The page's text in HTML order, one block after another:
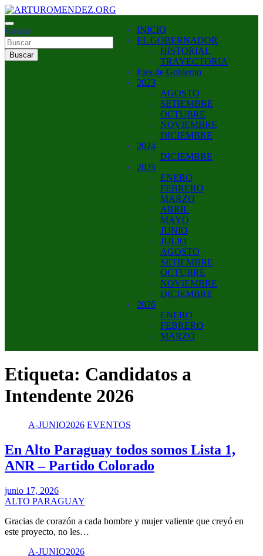
Saltar
al
contenido
ARTUROMENDEZ.ORG
ARTURO MENDEZ GOBERNADOR 2023
Buscar
Buscar
INICIO
EL GOBERNADOR
HISTORIAL
TRAYECTORIA
Ejes de Gobierno
2023
AGOSTO
SETIEMBRE
OCTUBRE
NOVIEMBRE
DICIEMBRE
2024
DICIEMBRE
2025
ENERO
FEBRERO
MARZO
ABRIL
MAYO
JUNIO
JULIO
AGOSTO
SETIEMBRE
OCTUBRE
NOVIEMBRE
DICIEMBRE
2026
ENERO
FEBRERO
MARZO
Etiqueta: Candidatos a
Intendente 2026
A-JUNIO2026 EVENTOS
En Alto Paraguay todos somos Lista 1,
ANR – Partido Colorado
junio 17, 2026
ALTO PARAGUAY
Gracias de corazón a cada hombre y mujer valiente que creyó en
este proyecto, no les…
A-JUNIO2026